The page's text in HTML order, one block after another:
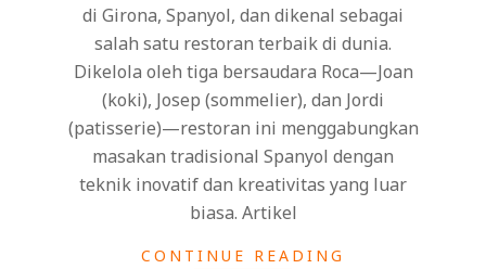
di Girona, Spanyol, dan dikenal sebagai
salah satu restoran terbaik di dunia.
Dikelola oleh tiga bersaudara Roca—Joan
(koki), Josep (sommelier), dan Jordi
(patisserie)—restoran ini menggabungkan
masakan tradisional Spanyol dengan
teknik inovatif dan kreativitas yang luar
biasa. Artikel
CONTINUE READING